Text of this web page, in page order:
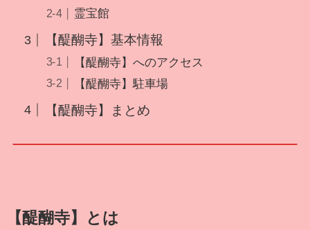
霊宝館
【醍醐寺】基本情報
【醍醐寺】へのアクセス
【醍醐寺】駐車場
【醍醐寺】まとめ
【醍醐寺】とは